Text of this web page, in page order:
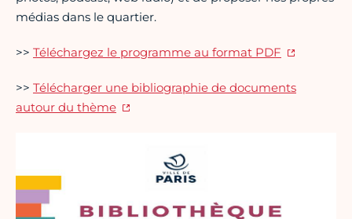
médias dans le quartier.
>> Téléchargez le programme au format PDF
>> Télécharger une bibliographie de documents
autour du thème